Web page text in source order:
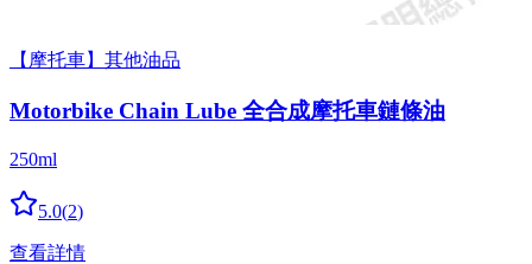
【摩托車】其他油品
Motorbike Chain Lube 全合成摩托車鏈條油
250ml
5.0(2)
查看詳情